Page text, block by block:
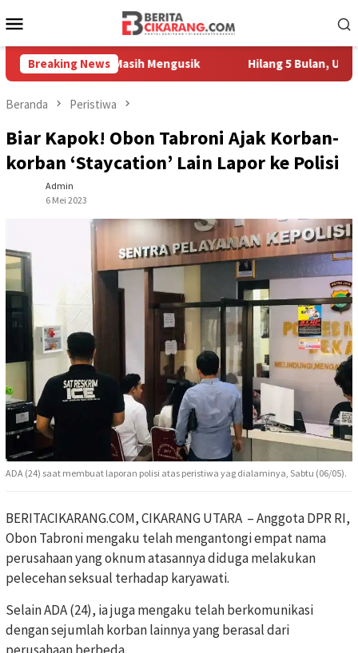
ke
Mobile
Breaking News
Masih Mengusik Hilang 5 Bulan, Ustadz Ujang
Beranda Peristiwa
Biar Kapok! Obon Tabroni Ajak Korban-
korban ‘Staycation’ Lain Lapor ke Polisi
Admin
6 Mei 2023
ADA (24) saat membuat laporan polisi atas peristiwa yag dialaminya, Sabtu (06/05).
BERITACIKARANG.COM, CIKARANG UTARA – Anggota DPR RI,
Obon Tabroni mengaku telah mengantongi empat nama
perusahaan yang oknum atasannya diduga melakukan
pelecehan seksual terhadap karyawati.
Selain ADA (24), ia juga mengaku telah berkomunikasi
dengan sejumlah korban lainnya yang berasal dari